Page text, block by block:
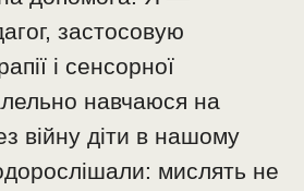
застосовую
і сенсорної
навчаюся на
війну діти в нашому
мислять не